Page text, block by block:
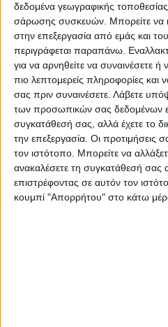
δεδομένα γεωγραφικής
σάρωσης συσκευών. Μπορείτε να
στην επεξεργασία από εμάς και
περιγράφεται παραπάνω.
για να αρνηθείτε να συναινέσετε
πιο λεπτομερείς πληροφορίες και
σας πριν συναινέσετε. Λάβετε
των προσωπικών σας δεδομένων
συγκατάθεσή σας, αλλά έχετε το
την επεξεργασία. Οι προτιμήσεις
τον ιστότοπο. Μπορείτε να
ανακαλέσετε τη συγκατάθεσή σας
επιστρέφοντας σε αυτόν τον
κουμπί "Απορρήτου" στο κάτω